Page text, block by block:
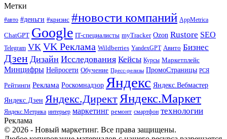
Метки
#авто #деньги #кризис #новости компаний AppMetrica
ChatGPT Google IT-специалисты myTracker Ozon Rustore SEO
Telegram VK VK Реклама Wildberries YandexGPT Авито Бизнес
Дзен Дизайн Исследования Кейсы Курсы Маркетплейс
Минцифры Нейросети Обучение Пресс-релизы ПромоСтраницы РСЯ
Рейтинги Реклама Роскомнадзор Яндекс Яндекс.Вебмастер
Яндекс.Дзен Яндекс.ДиректЯндекс.Маркет
Яндекс.Метрика интерьер маркетинг ремонт смартфон технологии
Реклама
© 2026 - Новый маркетинг. Все права защищены.